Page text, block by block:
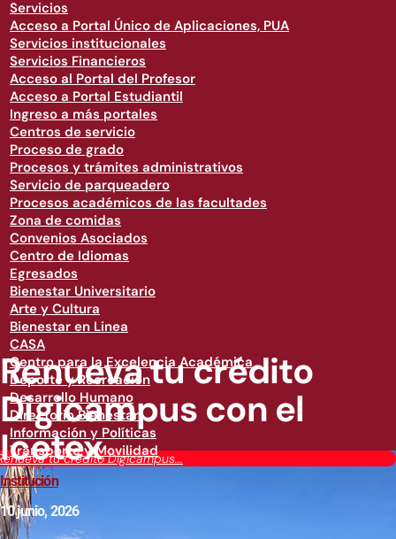
Servicios
Acceso a Portal Único de Aplicaciones, PUA
Servicios institucionales
Servicios Financieros
Acceso al Portal del Profesor
Acceso a Portal Estudiantil
Ingreso a más portales
Centros de servicio
Proceso de grado
Procesos y trámites administrativos
Servicio de parqueadero
Procesos académicos de las facultades
Zona de comidas
Convenios Asociados
Centro de Idiomas
Egresados
Bienestar Universitario
Arte y Cultura
Bienestar en Linea
CASA
Centro para la Excelencia Académica
Deporte y Recreación
Desarrollo Humano
Directorio Bienestar
Información y Políticas
Transporte y Movilidad
tu crédito Digicampus...
Renueva tu crédito
Digicampus con el
Icetex
Institución
10 junio, 2026